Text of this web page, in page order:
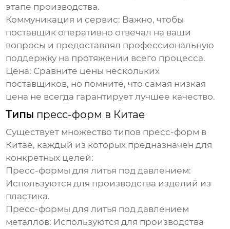
этапе производства.
Коммуникация и сервис: Важно, чтобы
поставщик оперативно отвечал на ваши
вопросы и предоставлял профессиональную
поддержку на протяжении всего процесса.
Цена: Сравните цены нескольких
поставщиков, но помните, что самая низкая
цена не всегда гарантирует лучшее качество.
Типы пресс-форм в Китае
Существует множество типов пресс-форм в
Китае, каждый из которых предназначен для
конкретных целей:
Пресс-формы для литья под давлением:
Используются для производства изделий из
пластика.
Пресс-формы для литья под давлением
металлов: Используются для производства